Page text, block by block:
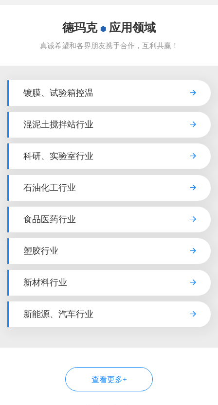
德玛克 应用领域
真诚希望和各界朋友携手合作，互利共赢！
镀膜、试验箱控温
混泥土搅拌站行业
科研、实验室行业
石油化工行业
食品医药行业
塑胶行业
新材料行业
新能源、汽车行业
查看更多+